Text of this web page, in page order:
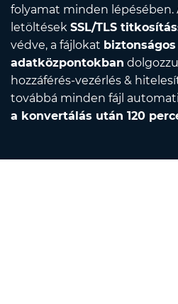
folyamat minden lépésében.
letöltések SSL/TLS
védve, a fájlokat biztonságos
adatközpontokban
hozzáférés-vezérlés &
továbbá minden fájl
a konvertálás után 120